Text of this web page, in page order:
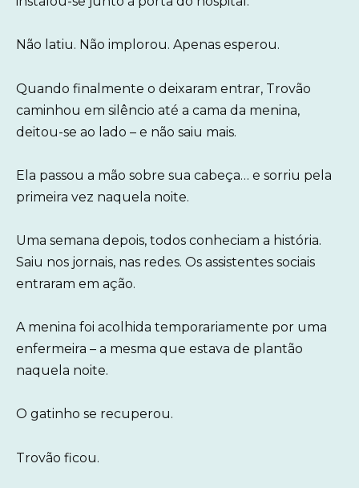
Não latiu. Não implorou. Apenas esperou.
Quando finalmente o deixaram entrar, Trovão
caminhou em silêncio até a cama da menina,
deitou-se ao lado – e não saiu mais.
Ela passou a mão sobre sua cabeça… e sorriu pela
primeira vez naquela noite.
Uma semana depois, todos conheciam a história.
Saiu nos jornais, nas redes. Os assistentes sociais
entraram em ação.
A menina foi acolhida temporariamente por uma
enfermeira – a mesma que estava de plantão
naquela noite.
O gatinho se recuperou.
Trovão ficou.